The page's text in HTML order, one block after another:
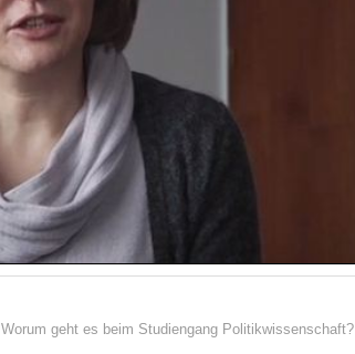
Worum geht es beim Studiengang Politikwissenschaft?